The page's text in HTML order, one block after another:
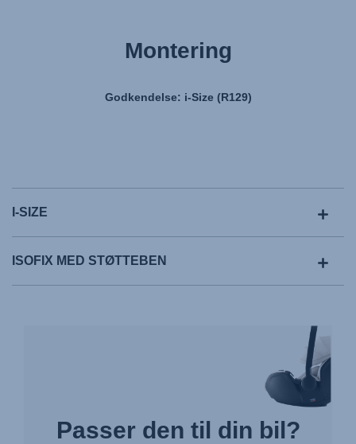
Montering
Godkendelse: i-Size (R129)
I-SIZE
ISOFIX MED STØTTEBEN
Passer den til din bil?